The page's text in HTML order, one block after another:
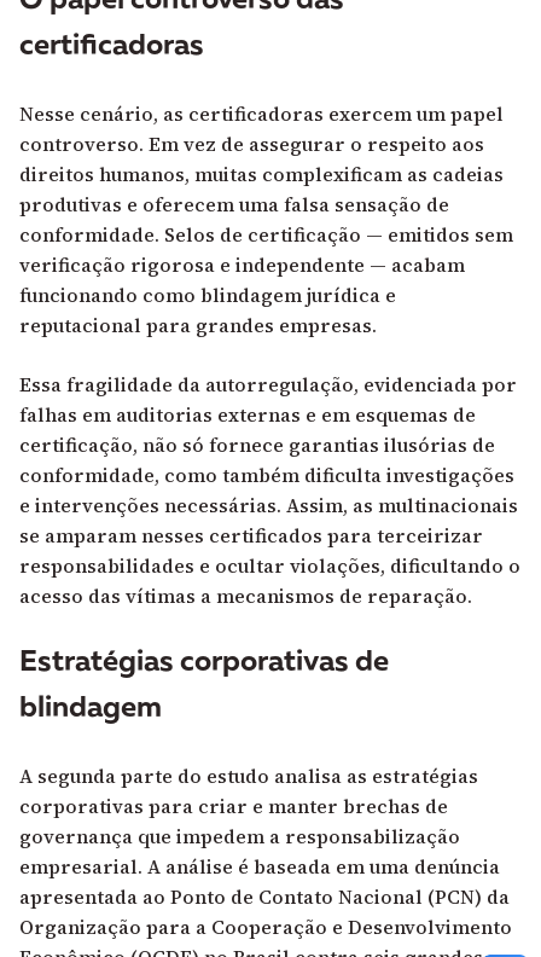
certificadoras
Nesse cenário, as certificadoras exercem um papel
controverso. Em vez de assegurar o respeito aos
direitos humanos, muitas complexificam as cadeias
produtivas e oferecem uma falsa sensação de
conformidade. Selos de certificação — emitidos sem
verificação rigorosa e independente — acabam
funcionando como blindagem jurídica e
reputacional para grandes empresas.
Essa fragilidade da autorregulação, evidenciada por
falhas em auditorias externas e em esquemas de
certificação, não só fornece garantias ilusórias de
conformidade, como também dificulta investigações
e intervenções necessárias. Assim, as multinacionais
se amparam nesses certificados para terceirizar
responsabilidades e ocultar violações, dificultando o
acesso das vítimas a mecanismos de reparação.
Estratégias corporativas de
blindagem
A segunda parte do estudo analisa as estratégias
corporativas para criar e manter brechas de
governança que impedem a responsabilização
empresarial. A análise é baseada em uma denúncia
apresentada ao Ponto de Contato Nacional (PCN) da
Organização para a Cooperação e Desenvolvimento